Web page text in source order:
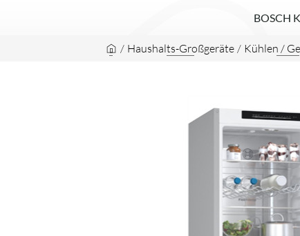
BOSCH
/ Haushalts-Großgeräte / Kühlen /